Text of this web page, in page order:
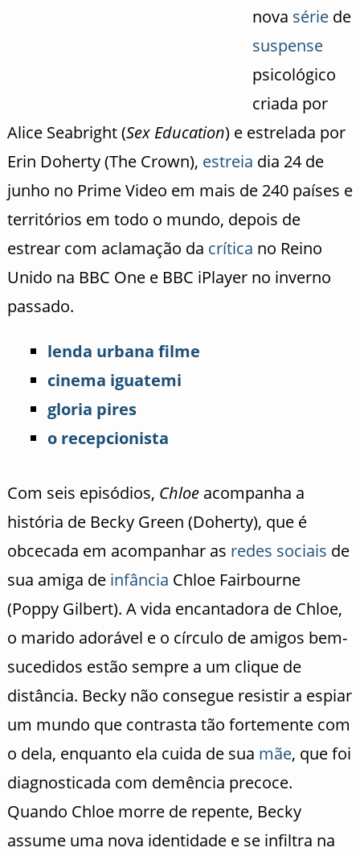
nova sériede
suspense
psicológico
criada por
Alice Seabright (Sex Education) e estrelada por
Erin Doherty (The Crown), estreia dia 24 de
junho no Prime Video em mais de 240 países e
territórios em todo o mundo, depois de
estrear com aclamação da crítica no Reino
Unido na BBC One e BBC iPlayer no inverno
passado.
lenda urbana filme
cinema iguatemi
gloria pires
o recepcionista
Com seis episódios, Chloe acompanha a
história de Becky Green (Doherty), que é
obcecada em acompanhar as redes sociais de
sua amiga de infância Chloe Fairbourne
(Poppy Gilbert). A vida encantadora de Chloe,
o marido adorável e o círculo de amigos bem-
sucedidos estão sempre a um clique de
distância. Becky não consegue resistir a espiar
um mundo que contrasta tão fortemente com
o dela, enquanto ela cuida de sua mãe, que foi
diagnosticada com demência precoce.
Quando Chloe morre de repente, Becky
assume uma nova identidade e se infiltra na